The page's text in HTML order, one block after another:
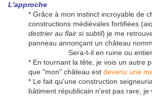
L'approche
* Grâce à mon instinct incroyable de
constructions médiévales fortifiées (
destrier au flair si subtil) je me
panneau annonçant un château
Sera-t-il en ruine ou
* En tournant la tête, je vois un autre
que "mon" château est devenu une
* Le fait qu'une construction
bâtiment républicain n'est pas rare, je